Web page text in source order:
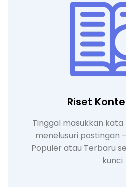
Riset
Tinggal masukkan kata
menelusuri postingan
Populer atau Terbaru
kunci